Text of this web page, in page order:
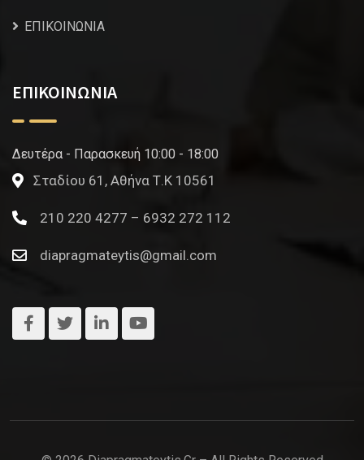
ΕΠΙΚΟΙΝΩΝΙΑ
ΕΠΙΚΟΙΝΩΝΙΑ
Δευτέρα - Παρασκευή 10:00 - 18:00
Σταδίου 61, Αθήνα Τ.Κ 10561
210 220 4277 – 6932 272 112
diapragmateytis@gmail.com